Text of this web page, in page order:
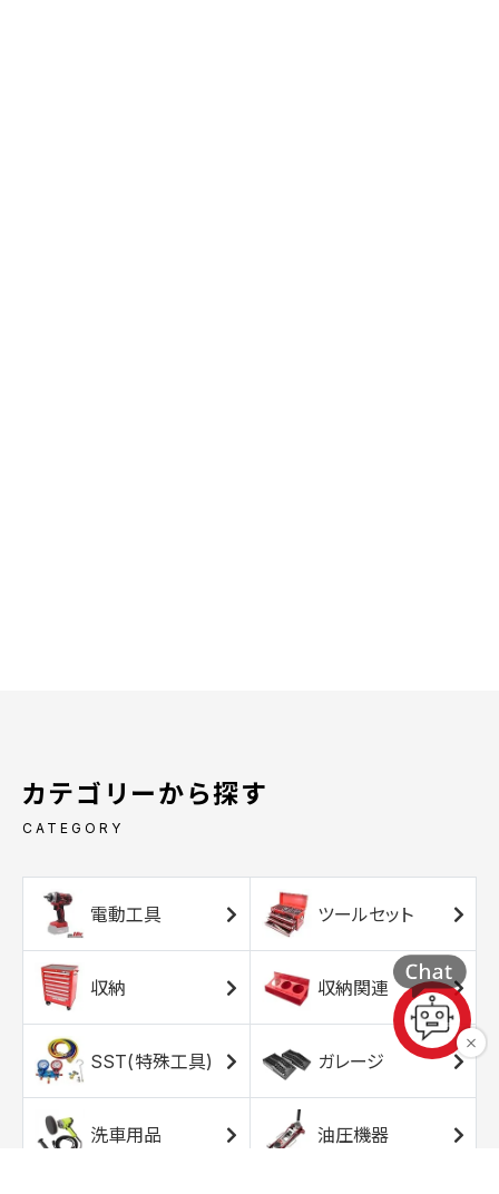
カテゴリーから探す
CATEGORY
電動工具 ツールセット
収納 収納関連
SST(特殊工具) ガレージ
洗車用品 油圧機器